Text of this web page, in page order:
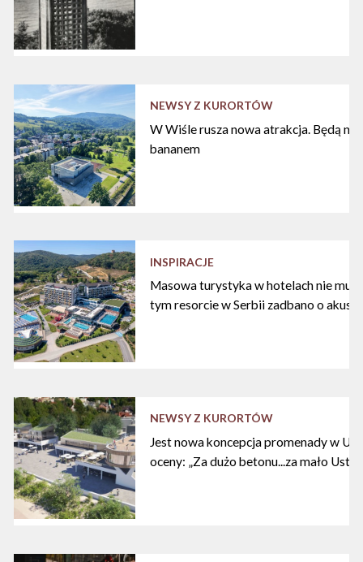
NEWSY Z KURORTÓW
W Wiśle rusza nowa atrakcja. Będą
bananem
INSPIRACJE
Masowa turystyka w hotelach nie musi
tym resorcie w Serbii zadbano o
NEWSY Z KURORTÓW
Jest nowa koncepcja promenady w
oceny: „Za dużo betonu...za mało